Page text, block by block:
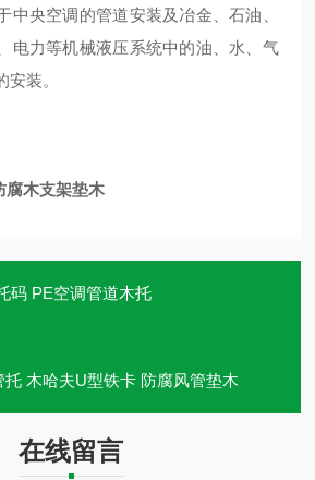
中央空调的管道安装及冶金、石油、
电力等机械液压系统中的油、水、气
装。
木支架垫木
码 PE空调管道木托
托 木哈夫U型铁卡 防腐风管垫木
在线留言